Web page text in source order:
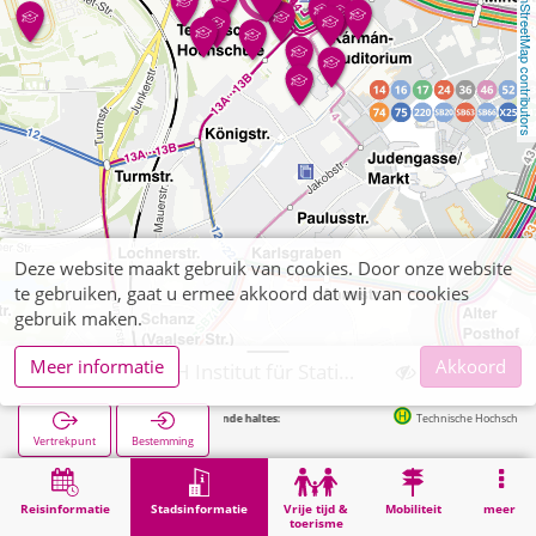
OpenStreetMap contributors
Reisinformatie Stadsinformatie
Vrije tijd &
toerisme
Mobiliteit meer
Vertrekpunt Bestemming
Volgende haltes: Technische Hochschule in 167m
Stadsinformatie Hogeschoolinstellingen Aachen, RWTH Institut für Statistik
Deze website maakt gebruik van cookies. Door onze website
te gebruiken, gaat u ermee akkoord dat wij van cookies
gebruik maken.
Meer informatie
Akkoord